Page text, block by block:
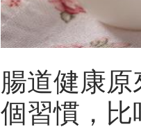
腸道健康
個習慣，